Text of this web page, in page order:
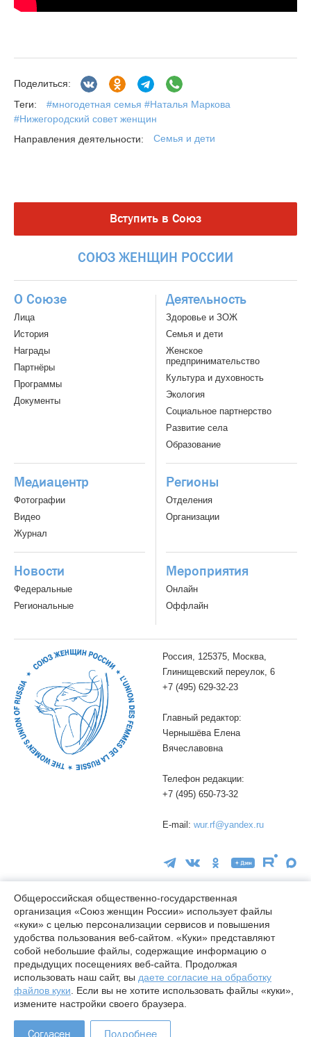
Поделиться:
Теги:
#многодетная семья #Наталья Маркова
#Нижегородский совет женщин
Направления деятельности:
Семья и дети
Вступить в Союз
СОЮЗ ЖЕНЩИН РОССИИ
О Союзе
Лица
История
Награды
Партнёры
Программы
Документы
Деятельность
Здоровье и ЗОЖ
Семья и дети
Женское
предпринимательство
Культура и духовность
Экология
Социальное партнерство
Развитие села
Образование
Медиацентр
Фотографии
Видео
Журнал
Регионы
Отделения
Организации
Новости
Федеральные
Региональные
Мероприятия
Онлайн
Оффлайн
Россия, 125375, Москва,
Глинищевский переулок, 6
+7 (495) 629-32-23
Главный редактор:
Чернышёва Елена
Вячеславовна
Телефон редакции:
+7 (495) 650-73-32
E-mail: wur.rf@yandex.ru
16+
© wuor.ru Использование материалов сайта разрешается только
при указании ссылки на источник
Правовая информация
Карта сайта
Лицензия СМИ Эл № ФС77-78338 от 24.04.2020
Общероссийская общественно-государственная
организация «Союз женщин России» использует файлы
«куки» с целью персонализации сервисов и повышения
удобства пользования веб-сайтом. «Куки» представляют
собой небольшие файлы, содержащие информацию о
предыдущих посещениях веб-сайта. Продолжая
использовать наш сайт, вы даете согласие на обработку
файлов куки . Если вы не хотите использовать файлы «куки»,
измените настройки своего браузера.
Подробнее
Согласен